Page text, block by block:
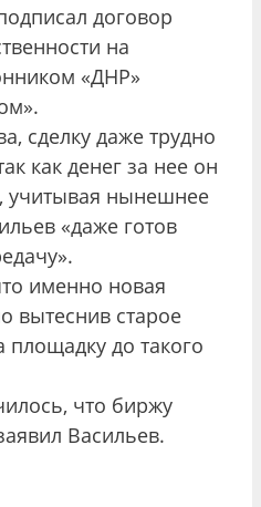
договор
на
«ДНР»
сделку даже трудно
как денег за нее он
учитывая нынешнее
«даже готов
именно новая
вытеснив старое
площадку до такого
что биржу
Васильев.